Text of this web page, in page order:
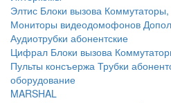
Элтис Блоки вызова Коммутаторы,
Мониторы видеодомофонов
Аудиотрубки абонентские
Цифрал Блоки вызова
Пульты консъержа Трубки
оборудование
MARSHAL